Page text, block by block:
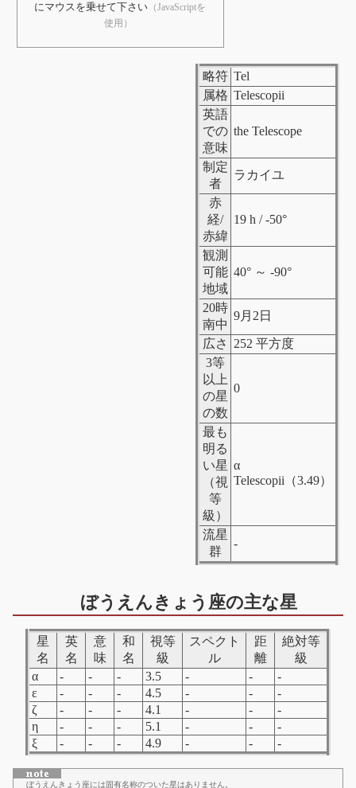
にマウスを乗せて下さい （JavaScriptを
使用）
略符 Tel
属格 Telescopii
英語
での
意味
the Telescope
制定
者
ラカイユ
赤
経/
赤緯
19 h / -50°
観測
可能
地域
40° ～ -90°
20時
南中
9月2日
広さ
252 平方度
3等
以上
の星
の数
0
最も
明る
い星
（視
等
級）
α
Telescopii（3.49）
流星
群
-
ぼうえんきょう座の主な星
星
名
英
名
意
味
和
名
視等
級
スペクト
ル
距
離
絶対等
級
α
- - - 3.5 - -
-
ε
- - - 4.5 - -
-
ζ
- - - 4.1 - -
-
η
- - - 5.1 - -
-
ξ
- - - 4.9 - - -
ぼうえんきょう座には固有名称のついた星はありません。